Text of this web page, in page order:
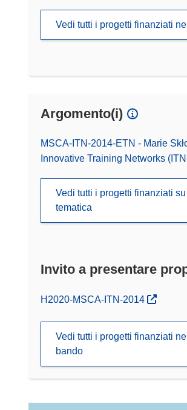
Vedi tutti i progetti finanziati
Argomento(i)
MSCA-ITN-2014-ETN - Marie
Innovative Training Networks
Vedi tutti i progetti finanziati
tematica
Invito a presentare
(si apre in una nuova finestra)
H2020-MSCA-ITN-2014
Vedi tutti i progetti finanziati
bando